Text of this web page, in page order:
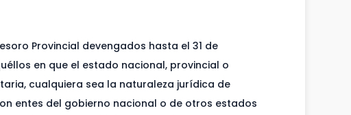
Provincial devengados hasta el 31 de
en que el estado nacional, provincial o
cualquiera sea la naturaleza jurídica de
entes del gobierno nacional o de otros estados